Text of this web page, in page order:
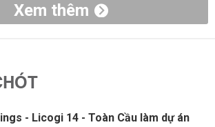
Xem thêm
- Licogi 14 - Toàn Cầu làm dự án